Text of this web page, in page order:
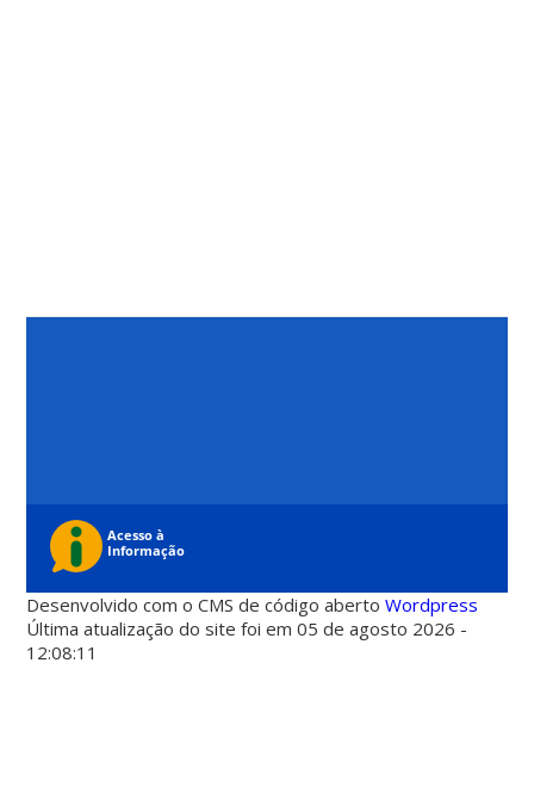
Desenvolvido com o CMS de código abertoWordpress
Última atualização do site foi em 05 de agosto 2026 -
12:08:11